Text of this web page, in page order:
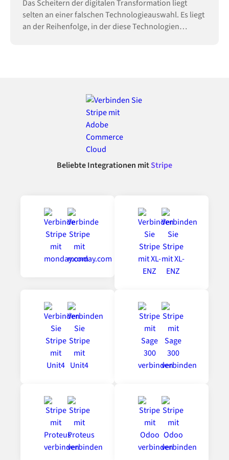
Das Scheitern der digitalen Transformation liegt
selten an einer falschen Technologieauswahl. Es liegt
an der Reihenfolge, in der diese Technologien
Beliebte Integrationen mitStripe